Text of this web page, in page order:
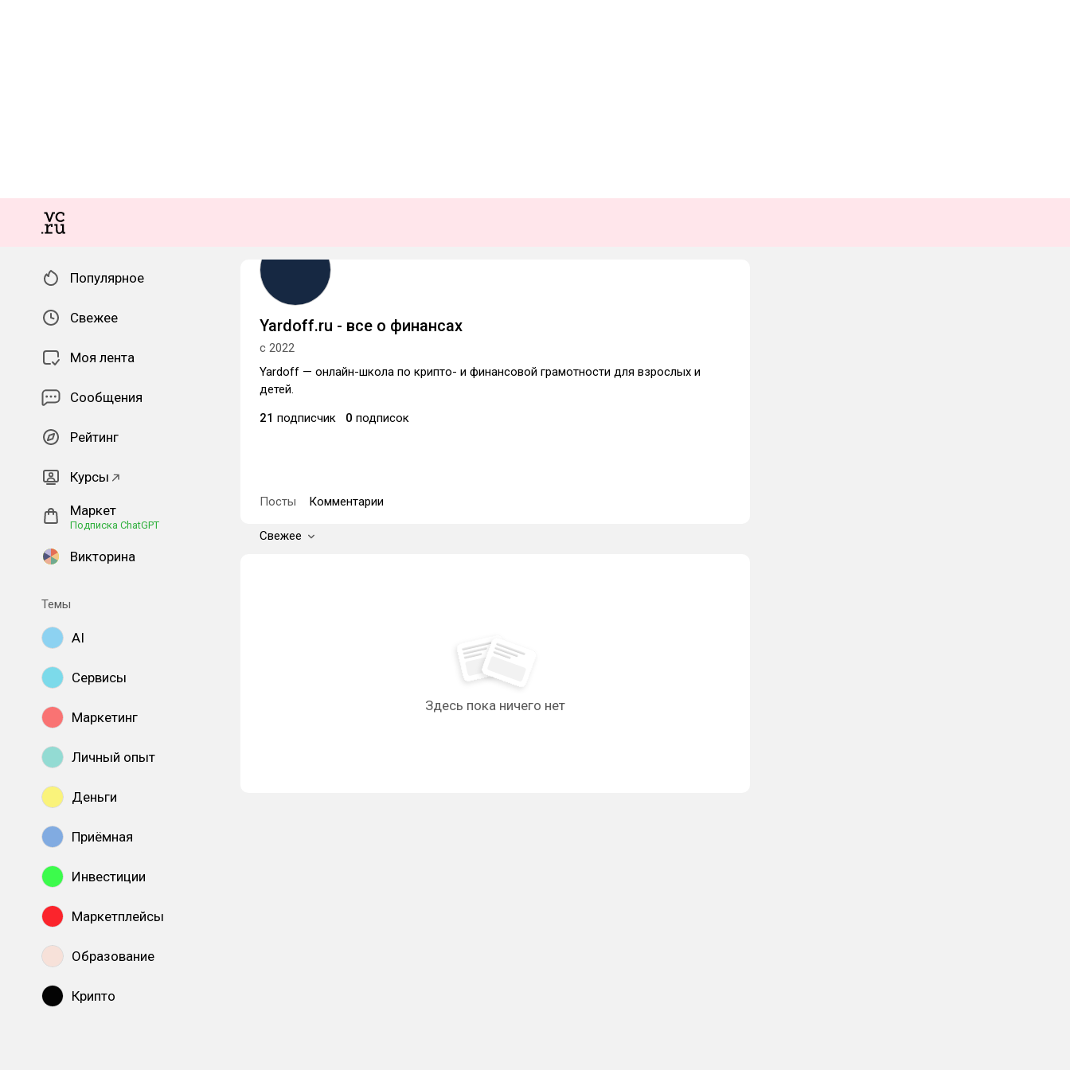
Популярное
Свежее
Моя лента
Сообщения
Рейтинг
Курсы
Маркет
Подписка ChatGPT
Викторина
Темы
AI
Сервисы
Маркетинг
Личный опыт
Деньги
Приёмная
Инвестиции
Маркетплейсы
Образование
Крипто
Yardoff.ru - все о финансах
с 2022
Yardoff — онлайн-школа по крипто- и финансовой грамотности для взрослых и
детей.
21 подписчик 0 подписок
Посты Комментарии
Свежее
Здесь пока ничего нет